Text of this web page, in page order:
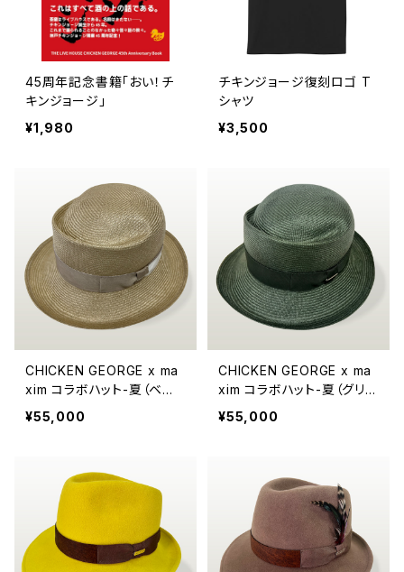
45周年記念書籍「おい！チ
キンジョージ」
¥1,980
チキンジョージ復刻ロゴ T
シャツ
¥3,500
CHICKEN GEORGE x ma
xim コラボハット-夏（ベー
ジュ）
¥55,000
CHICKEN GEORGE x ma
xim コラボハット-夏（グリー
ン）
¥55,000